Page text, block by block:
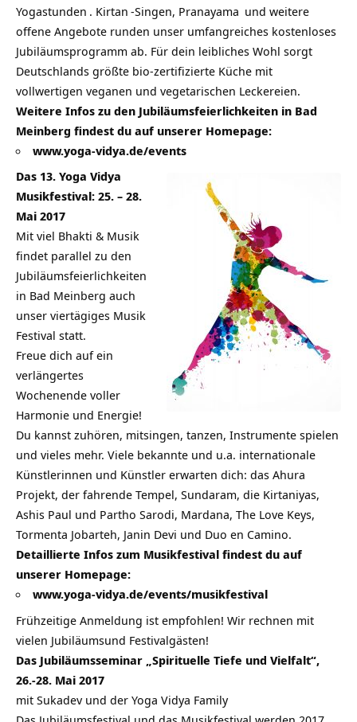
Yogastunden . Kirtan -Singen, Pranayama und weitere
offene Angebote runden unser umfangreiches kostenloses
Jubiläumsprogramm ab. Für dein leibliches Wohl sorgt
Deutschlands größte bio-zertifizierte Küche mit
vollwertigen veganen und vegetarischen Leckereien.
Weitere Infos zu den Jubiläumsfeierlichkeiten in Bad
Meinberg findest du auf unserer Homepage:
www.yoga-vidya.de/events
Das 13. Yoga Vidya
Musikfestival: 25. – 28.
Mai 2017
Mit viel Bhakti & Musik
findet parallel zu den
Jubiläumsfeierlichkeiten
in Bad Meinberg auch
unser viertägiges Musik
Festival statt.
Freue dich auf ein
verlängertes
Wochenende voller
Harmonie und Energie!
Du kannst zuhören, mitsingen, tanzen, Instrumente spielen
und vieles mehr. Viele bekannte und u.a. internationale
Künstlerinnen und Künstler erwarten dich: das Ahura
Projekt, der fahrende Tempel, Sundaram, die Kirtaniyas,
Ashis Paul und Partho Sarodi, Mardana, The Love Keys,
Tormenta Jobarteh, Janin Devi und Duo en Camino.
Detaillierte Infos zum Musikfestival findest du auf
unserer Homepage:
www.yoga-vidya.de/events/musikfestival
Frühzeitige Anmeldung ist empfohlen! Wir rechnen mit
vielen Jubiläumsund Festivalgästen!
Das Jubiläumsseminar „Spirituelle Tiefe und Vielfalt“,
26.-28. Mai 2017
mit Sukadev und der Yoga Vidya Family